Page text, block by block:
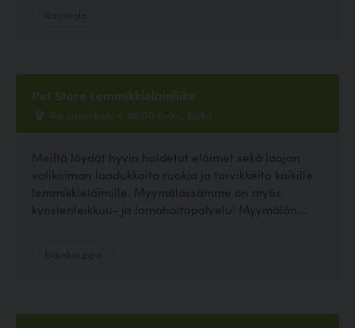
Pet Store Lemmikkieläinliike
Rautatienkatu 4, 48100 Kotka, Kotka
Meiltä löydät hyvin hoidetut eläimet sekä laajan
valikoiman laadukkaita ruokia ja tarvikkeita kaikille
lemmikkieläimille. Myymälässämme on myös
kynsienleikkuu- ja lomahoitopalvelu! Myymälän...